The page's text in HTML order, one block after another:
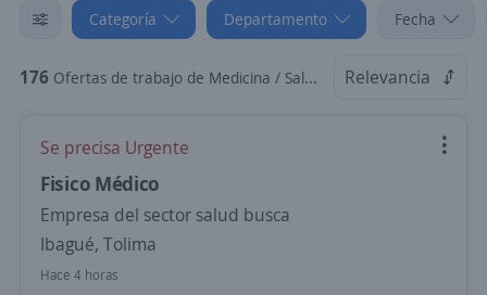
Categoría Departamento Fecha
176 Ofertas de trabajo de Medicina / Salud en Tolima Relevancia
Se precisa Urgente
Fisico Médico
Empresa del sector salud busca
Ibagué, Tolima
Hace 4 horas